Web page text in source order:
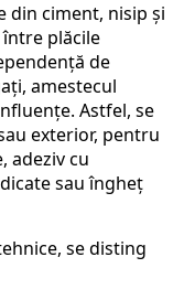
din ciment, nisip și
plăcile
de
amestecul
Astfel, se
exterior, pentru
adeziv cu
sau îngheț
se disting